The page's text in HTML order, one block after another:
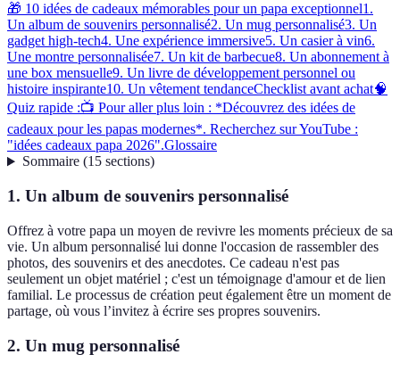
🎁 10 idées de cadeaux mémorables pour un papa exceptionnel1.
Un album de souvenirs personnalisé2. Un mug personnalisé3. Un
gadget high-tech4. Une expérience immersive5. Un casier à vin6.
Une montre personnalisée7. Un kit de barbecue8. Un abonnement à
une box mensuelle9. Un livre de développement personnel ou
histoire inspirante10. Un vêtement tendanceChecklist avant achat🧠
Quiz rapide :📺 Pour aller plus loin : *Découvrez des idées de
cadeaux pour les papas modernes*. Recherchez sur YouTube :
"idées cadeaux papa 2026".Glossaire
Sommaire(15 sections)
1. Un album de souvenirs personnalisé
Offrez à votre papa un moyen de revivre les moments précieux de sa
vie. Un album personnalisé lui donne l'occasion de rassembler des
photos, des souvenirs et des anecdotes. Ce cadeau n'est pas
seulement un objet matériel ; c'est un témoignage d'amour et de lien
familial. Le processus de création peut également être un moment de
partage, où vous l’invitez à écrire ses propres souvenirs.
2. Un mug personnalisé